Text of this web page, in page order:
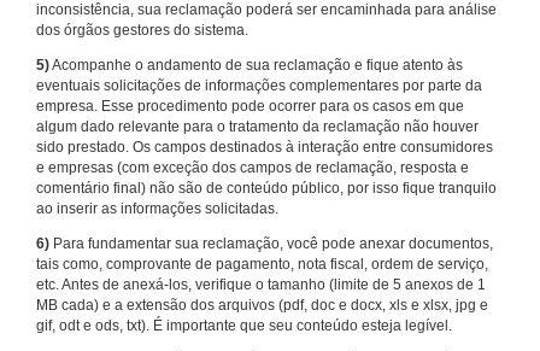
inconsistência, sua reclamação poderá ser encaminhada para análise
dos órgãos gestores do sistema.
5)Acompanhe o andamento de sua reclamação e fique atento às
eventuais solicitações de informações complementares por parte da
empresa. Esse procedimento pode ocorrer para os casos em que
algum dado relevante para o tratamento da reclamação não houver
sido prestado. Os campos destinados à interação entre consumidores
e empresas (com exceção dos campos de reclamação, resposta e
comentário final) não são de conteúdo público, por isso fique tranquilo
ao inserir as informações solicitadas.
6) Para fundamentar sua reclamação, você pode anexar documentos,
tais como, comprovante de pagamento, nota fiscal, ordem de serviço,
etc. Antes de anexá-los, verifique o tamanho (limite de 5 anexos de 1
MB cada) e a extensão dos arquivos (pdf, doc e docx, xls e xlsx, jpg e
gif, odt e ods, txt). É importante que seu conteúdo esteja legível.